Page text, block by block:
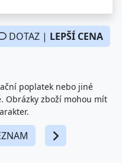
DOTAZ | LEPŠÍ CENA
poplatek nebo jiné
Obrázky zboží mohou mít